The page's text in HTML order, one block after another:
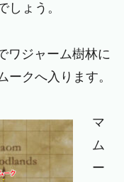
しょう。
ワジャーム樹林に
クへ入ります。
マ
ム
ー